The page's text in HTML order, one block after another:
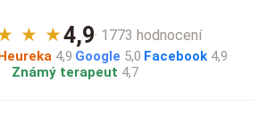
★ ★4,9· 1773 hodnocení
4,9·Google 5,0·Facebook 4,9·
Známý terapeut 4,7